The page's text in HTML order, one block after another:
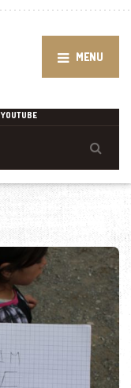
MENU
YOUTUBE